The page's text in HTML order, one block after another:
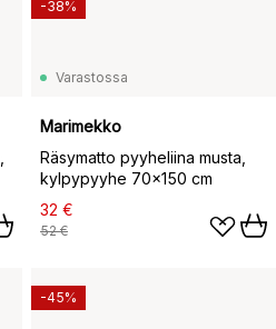
Varastossa
Marimekko
Räsymatto pyyheliina musta,
kylpypyyhe 70x150 cm
32 €
52 €
-38%
-45%